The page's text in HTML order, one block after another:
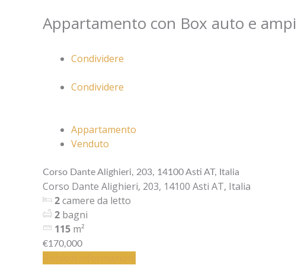
Appartamento con Box auto e ampi
Condividere
Condividere
Appartamento
Venduto
Corso Dante Alighieri, 203, 14100 Asti AT, Italia
Corso Dante Alighieri, 203, 14100 Asti AT, Italia
2camere da letto
2 bagni
115 m²
€170,000